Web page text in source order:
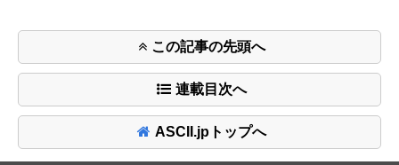
この記事の先頭へ
連載目次へ
ASCII.jpトップへ